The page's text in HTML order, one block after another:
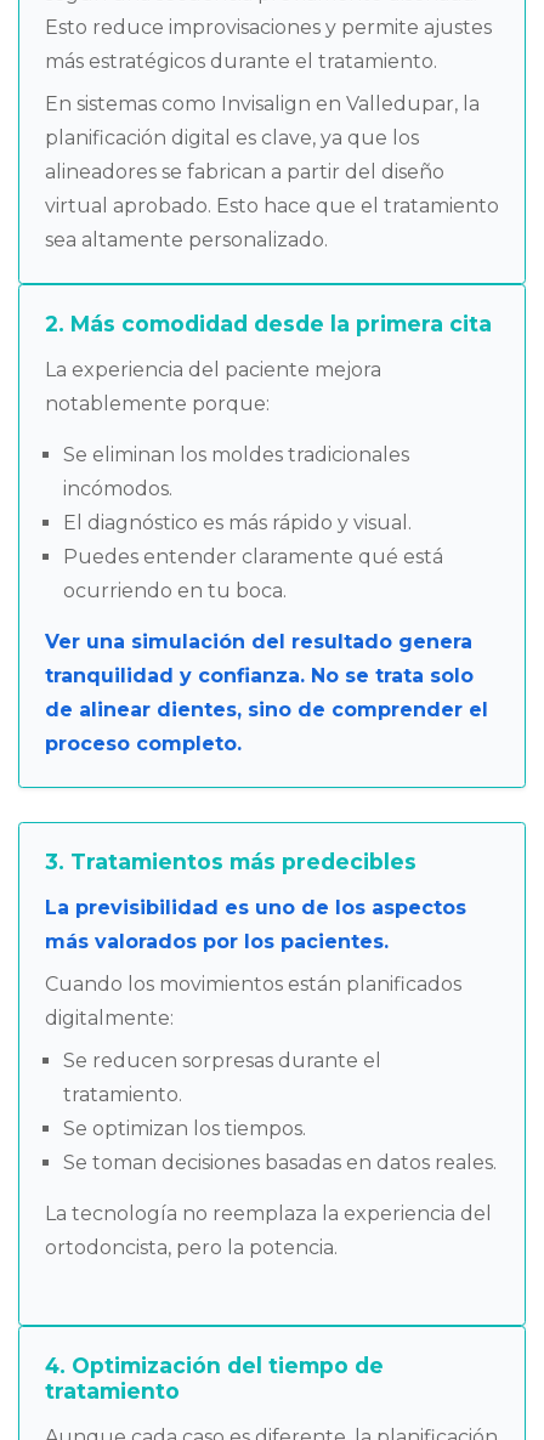
Esto reduce improvisaciones y permite ajustes
más estratégicos durante el tratamiento.
En sistemas como Invisalign en Valledupar, la
planificación digital es clave, ya que los
alineadores se fabrican a partir del diseño
virtual aprobado. Esto hace que el tratamiento
sea altamente personalizado.
2. Más comodidad desde la primera cita
La experiencia del paciente mejora
notablemente porque:
Se eliminan los moldes tradicionales
incómodos.
El diagnóstico es más rápido y visual.
Puedes entender claramente qué está
ocurriendo en tu boca.
Ver una simulación del resultado genera
tranquilidad y confianza. No se trata solo
de alinear dientes, sino de comprender el
proceso completo.
3. Tratamientos más predecibles
La previsibilidad es uno de los aspectos
más valorados por los pacientes.
Cuando los movimientos están planificados
digitalmente:
Se reducen sorpresas durante el
tratamiento.
Se optimizan los tiempos.
Se toman decisiones basadas en datos reales.
La tecnología no reemplaza la experiencia del
ortodoncista, pero la potencia.
4. Optimización del tiempo de
tratamiento